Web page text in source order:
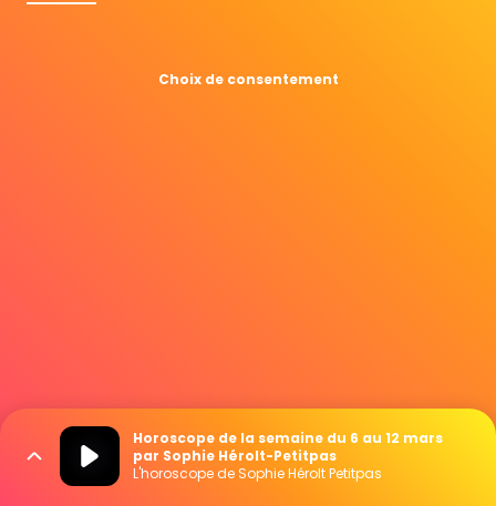
Choix de consentement
Horoscope de la semaine du 6 au 12 mars
par Sophie Hérolt-Petitpas
L'horoscope de Sophie Hérolt Petitpas